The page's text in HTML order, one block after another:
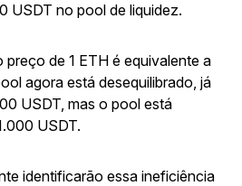
USDT no pool de liquidez.
preço de 1 ETH é equivalente a
agora está desequilibrado, já
USDT, mas o pool está
USDT.
identificarão essa ineficiência